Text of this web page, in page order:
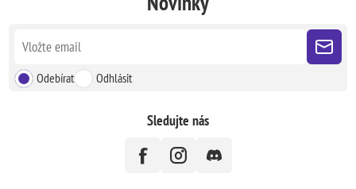
Odebírat Odhlásit
Sledujte nás